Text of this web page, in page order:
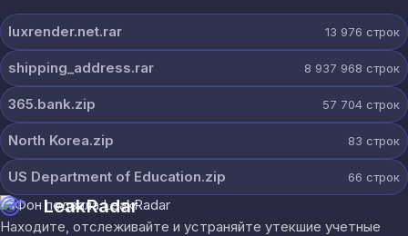
luxrender.net.rar 13 976 строк
shipping_address.rar 8 937 968 строк
365.bank.zip 57 704 строк
North Korea.zip 83 строк
US Department of Education.zip 66 строк
LeakRadar
Находите, отслеживайте и устраняйте утекшие учетные